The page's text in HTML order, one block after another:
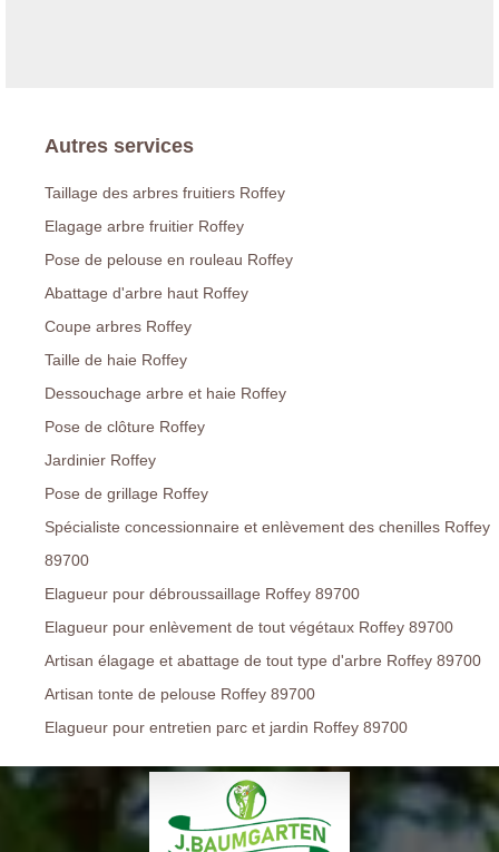
Autres services
Taillage des arbres fruitiers Roffey
Elagage arbre fruitier Roffey
Pose de pelouse en rouleau Roffey
Abattage d'arbre haut Roffey
Coupe arbres Roffey
Taille de haie Roffey
Dessouchage arbre et haie Roffey
Pose de clôture Roffey
Jardinier Roffey
Pose de grillage Roffey
Spécialiste concessionnaire et enlèvement des chenilles Roffey
89700
Elagueur pour débroussaillage Roffey 89700
Elagueur pour enlèvement de tout végétaux Roffey 89700
Artisan élagage et abattage de tout type d'arbre Roffey 89700
Artisan tonte de pelouse Roffey 89700
Elagueur pour entretien parc et jardin Roffey 89700